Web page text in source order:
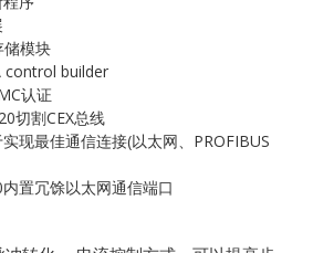
储模块
control builder
认证
切割CEX总线
现最佳通信连接(以太网、PROFIBUS
置冗馀以太网通信端口